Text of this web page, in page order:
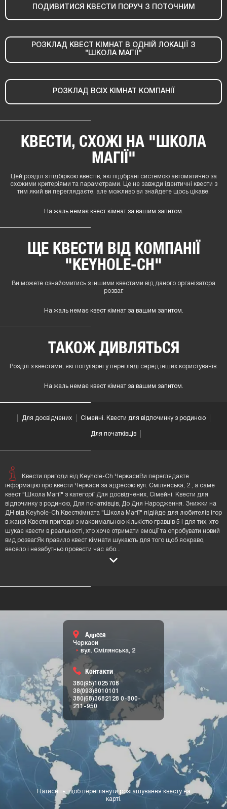
ПОДИВИТИСЯ КВЕСТИ ПОРУЧ З ПОТОЧНИМ
РОЗКЛАД КВЕСТ КІМНАТ В ОДНІЙ ЛОКАЦІЇ З
"ШКОЛА МАГІЇ"
РОЗКЛАД ВСІХ КІМНАТ КОМПАНІЇ
КВЕСТИ, СХОЖІ НА "ШКОЛА
МАГІЇ"
Цей розділ з підбіркою квестів, які підібрані системою автоматично за
схожими критеріями та параметрами. Це не завжди ідентичні квести з
тим який ви переглядаєте, але можливо ви знайдете щось цікаве.
На жаль немає квест кімнат за вашим запитом.
ЩЕ КВЕСТИ ВІД КОМПАНІЇ
"KEYHOLE-CH"
Ви можете ознайомитись з іншими квестами від даного організатора
розваг.
На жаль немає квест кімнат за вашим запитом.
ТАКОЖ ДИВЛЯТЬСЯ
Розділ з квестами, які популярні у перегляді серед інших користувачів.
На жаль немає квест кімнат за вашим запитом.
Для досвідчених Сімейні. Квести для відпочинку з родиною
Для початківців
Квести пригоди від Keyhole-Ch ЧеркасиВи переглядаєте
інформацію про квести Черкаси за адресою вул. Смілянська, 2 , а саме
квест "Школа Магії" з категорії Для досвідчених, Сімейні. Квести для
відпочинку з родиною, Для початківців, До Дня Народження. Знижки на
ДН від Keyhole-Ch.Квесткімната "Школа Магії" підійде для любителів ігор
в жанрі Квести пригоди з максимальною кількістю гравців 5 і для тих, хто
шукає квести в реальності, хто хоче отримати емоції та спробувати новий
вид розваг.Як правило квест кімнати шукають для того щоб яскраво,
весело і незабутньо провести час або...
Адреса
Черкаси
вул. Смілянська, 2
Контакти
380(95)1025708
38(093)8010101
380(68)3682128 0-800-
211-950
Натисніть, щоб переглянути розташування квесту на
карті.